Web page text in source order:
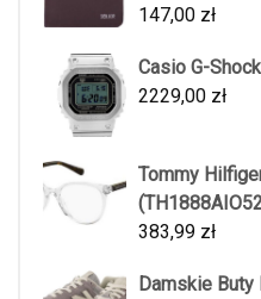
147,00 zł
Casio G-
2229,00 zł
Tommy
383,99 zł
Damskie